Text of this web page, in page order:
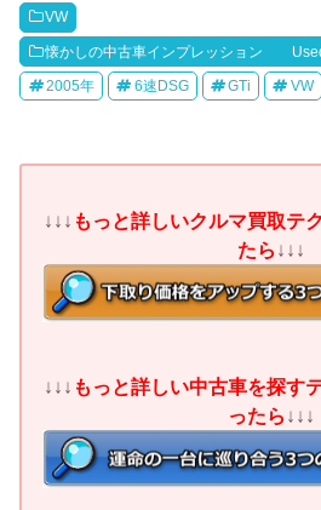
VW
懐かしの中古車インプレッション
2005年 6速DSG GTi VW
↓↓↓ もっと詳しいクルマ買取テ
たら ↓↓↓
↓↓↓ もっと詳しい中古車を探す
ったら ↓↓↓